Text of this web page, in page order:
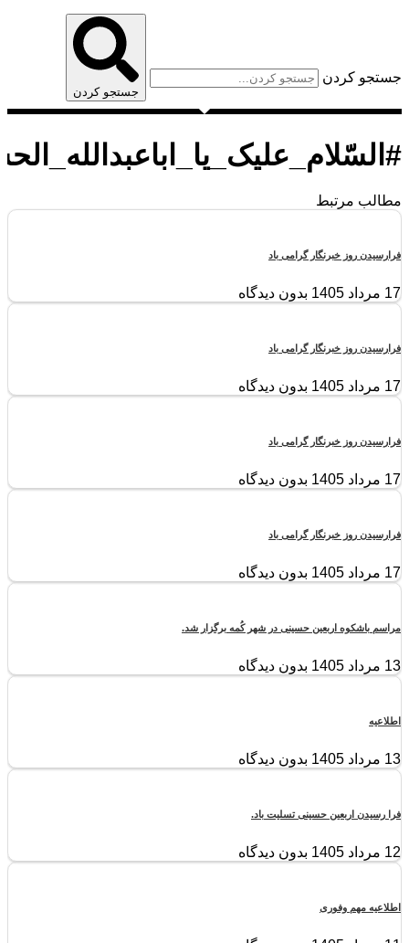
جستجو کردن
جستجو کردن
مطالب مرتبط
فرارسیدن روز خبرنگار گرامی باد
17 مرداد 1405 بدون دیدگاه
فرارسیدن روز خبرنگار گرامی باد
17 مرداد 1405 بدون دیدگاه
فرارسیدن روز خبرنگار گرامی باد
17 مرداد 1405 بدون دیدگاه
فرارسیدن روز خبرنگار گرامی باد
17 مرداد 1405 بدون دیدگاه
مراسم باشکوه اربعین حسینی در شهر کُمه برگزار شد.
13 مرداد 1405 بدون دیدگاه
اطلاعیه
13 مرداد 1405 بدون دیدگاه
فرا رسیدن اربعین حسینی تسلیت باد.
12 مرداد 1405 بدون دیدگاه
اطلاعیه مهم وفوری